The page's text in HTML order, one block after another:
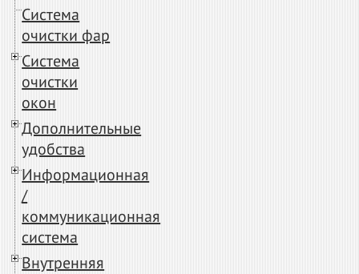
Система
очистки фар
Система
очистки
окон
Дополнительные
удобства
Информационная
/
коммуникационная
система
Внутренняя